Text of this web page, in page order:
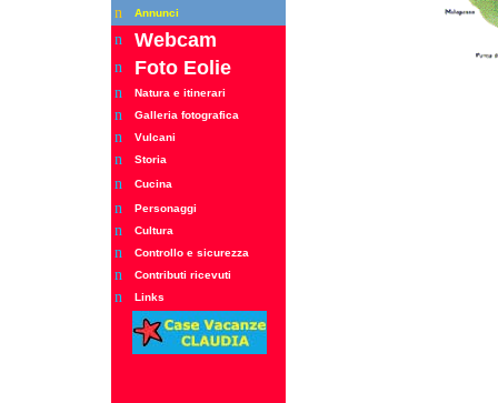
n Annunci
n Webcam
n Foto Eolie
n Natura e itinerari
n Galleria fotografica
n Vulcani
n Storia
n Cucina
n Personaggi
n Cultura
n Controllo e sicurezza
n Contributi ricevuti
n Links